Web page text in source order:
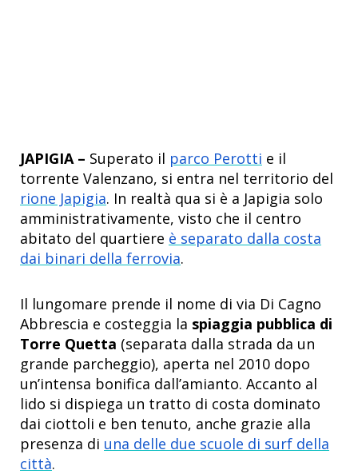
JAPIGIA – Superato il parco Perotti e il
torrente Valenzano, si entra nel territorio del
rione Japigia. In realtà qua si è a Japigia solo
amministrativamente, visto che il centro
abitato del quartiere è separato dalla costa
dai binari della ferrovia.
Il lungomare prende il nome di via Di Cagno
Abbrescia e costeggia la spiaggia pubblica di
Torre Quetta (separata dalla strada da un
grande parcheggio), aperta nel 2010 dopo
un’intensa bonifica dall’amianto. Accanto al
lido si dispiega un tratto di costa dominato
dai ciottoli e ben tenuto, anche grazie alla
presenza di una delle due scuole di surf della
città.